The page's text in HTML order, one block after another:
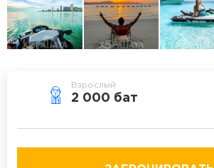
Взрослый
2 000 бат